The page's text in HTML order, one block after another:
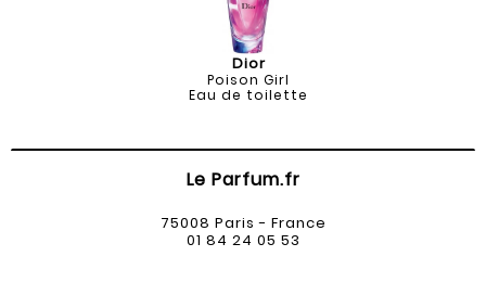
Dior
Poison Girl
Eau de toilette
Le Parfum.fr
75008 Paris - France
01 84 24 05 53